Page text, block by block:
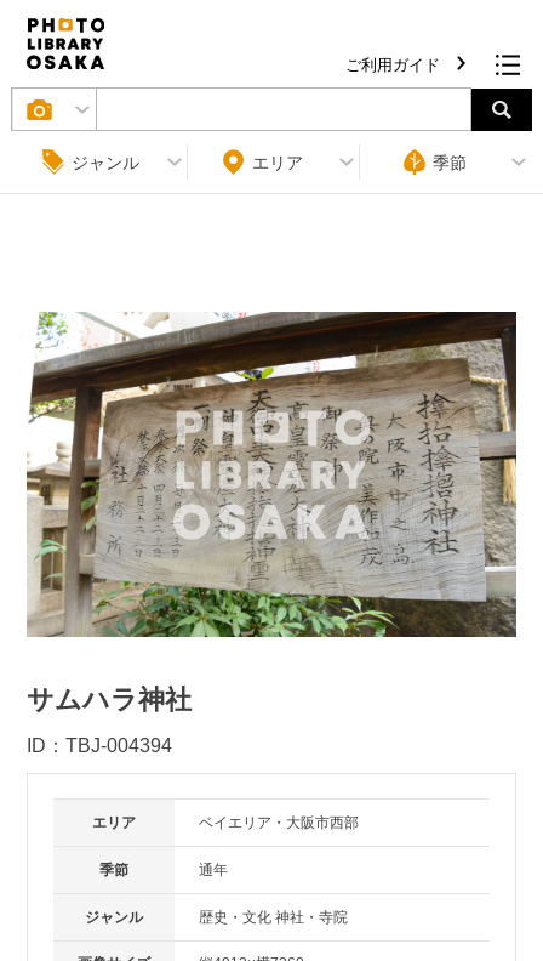
ジャンル エリア 季節
ご利用ガイド
条件をクリア
サムハラ神社
ID：TBJ-004394
エリア ベイエリア・大阪市西部
季節 通年
ジャンル 歴史・文化 神社・寺院